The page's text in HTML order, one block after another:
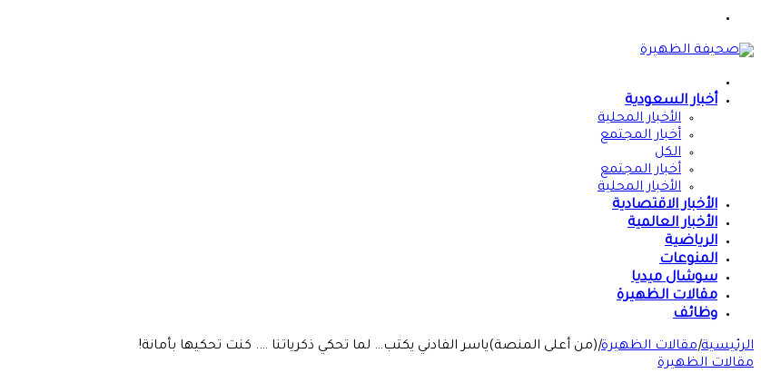
أخبار السعودية
الأخبار المحلية
أخبار المجتمع
الكل
أخبار المجتمع
الأخبار المحلية
الأخبار الاقتصادية
الأخبار العالمية
الرياضية
المنوعات
سوشال ميديا
مقالات الظهيرة
وظائف
الرئيسية|مقالات الظهيرة|(من أعلى المنصة)ياسر الفادني يكتب… لما تحكي ذكرياتنا …. كنت تحكيها بأمانة!
مقالات الظهيرة